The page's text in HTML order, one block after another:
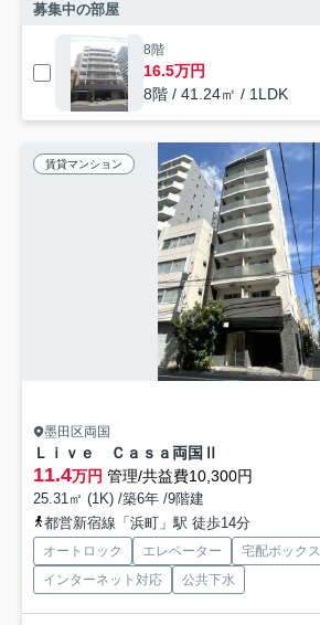
募集中の部屋
8階
16.5万円
8階 / 41.24㎡ / 1LDK
賃貸マンション
墨田区両国
Ｌｉｖｅ Ｃａｓａ両国Ⅱ
11.4万円 管理/共益費10,300円
25.31㎡ (1K) /築6年 /9階建
都営新宿線「浜町」駅 徒歩14分
オートロック エレベーター
宅配ボックス
インターネット対応
公共下水